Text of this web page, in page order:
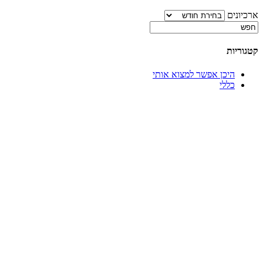
ארכיונים
קטגוריות
היכן אפשר למצוא אותי
כללי